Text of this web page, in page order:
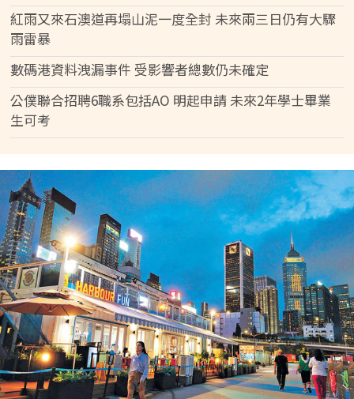
紅雨又來石澳道再塌山泥一度全封 未來兩三日仍有大驟
雨雷暴
數碼港資料洩漏事件 受影響者總數仍未確定
公僕聯合招聘6職系包括AO 明起申請 未來2年學士畢業
生可考